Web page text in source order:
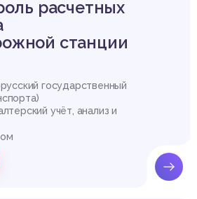
расчетных
станции
государственный
учёт, анализ и